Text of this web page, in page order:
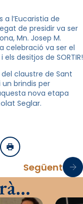
l’Eucaristia de
de presidir va ser
Mn. Josep M.
celebració va ser el
desitjos de SORTIR!
claustre de Sant
un brindis per
nova etapa
Seglar.
Imprimir
Següent